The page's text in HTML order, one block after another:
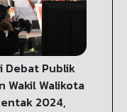
Debat Publik
Wakil Walikota
2024,